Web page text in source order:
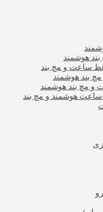
هوشمند
ساعت و مچ بند
بند هوشمند
و مچ بند هوشمند
ساعت هوشمند و مچ بند